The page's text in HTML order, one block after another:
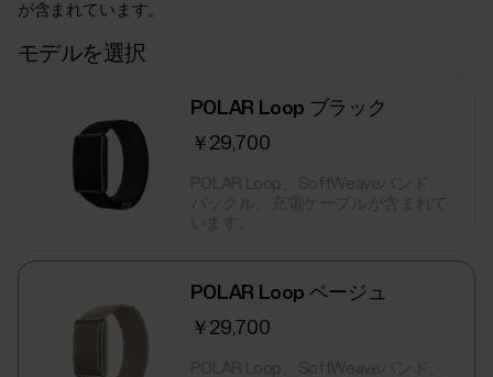
が含まれています。
モデルを選択
POLAR Loop ブラック
￥29,700
POLAR Loop ベージュ
￥29,700